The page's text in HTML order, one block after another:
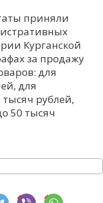
Х
Ч
Я
приняли
Курганской
за продажу
для
для
рублей,
50 тысяч